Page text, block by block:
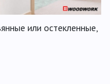
или остекленные,